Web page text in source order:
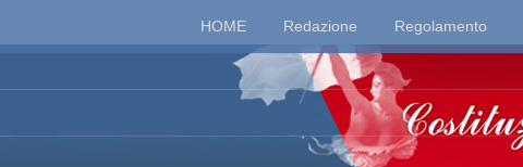
HOME Redazione Regolamento
Costituzionalismo.it